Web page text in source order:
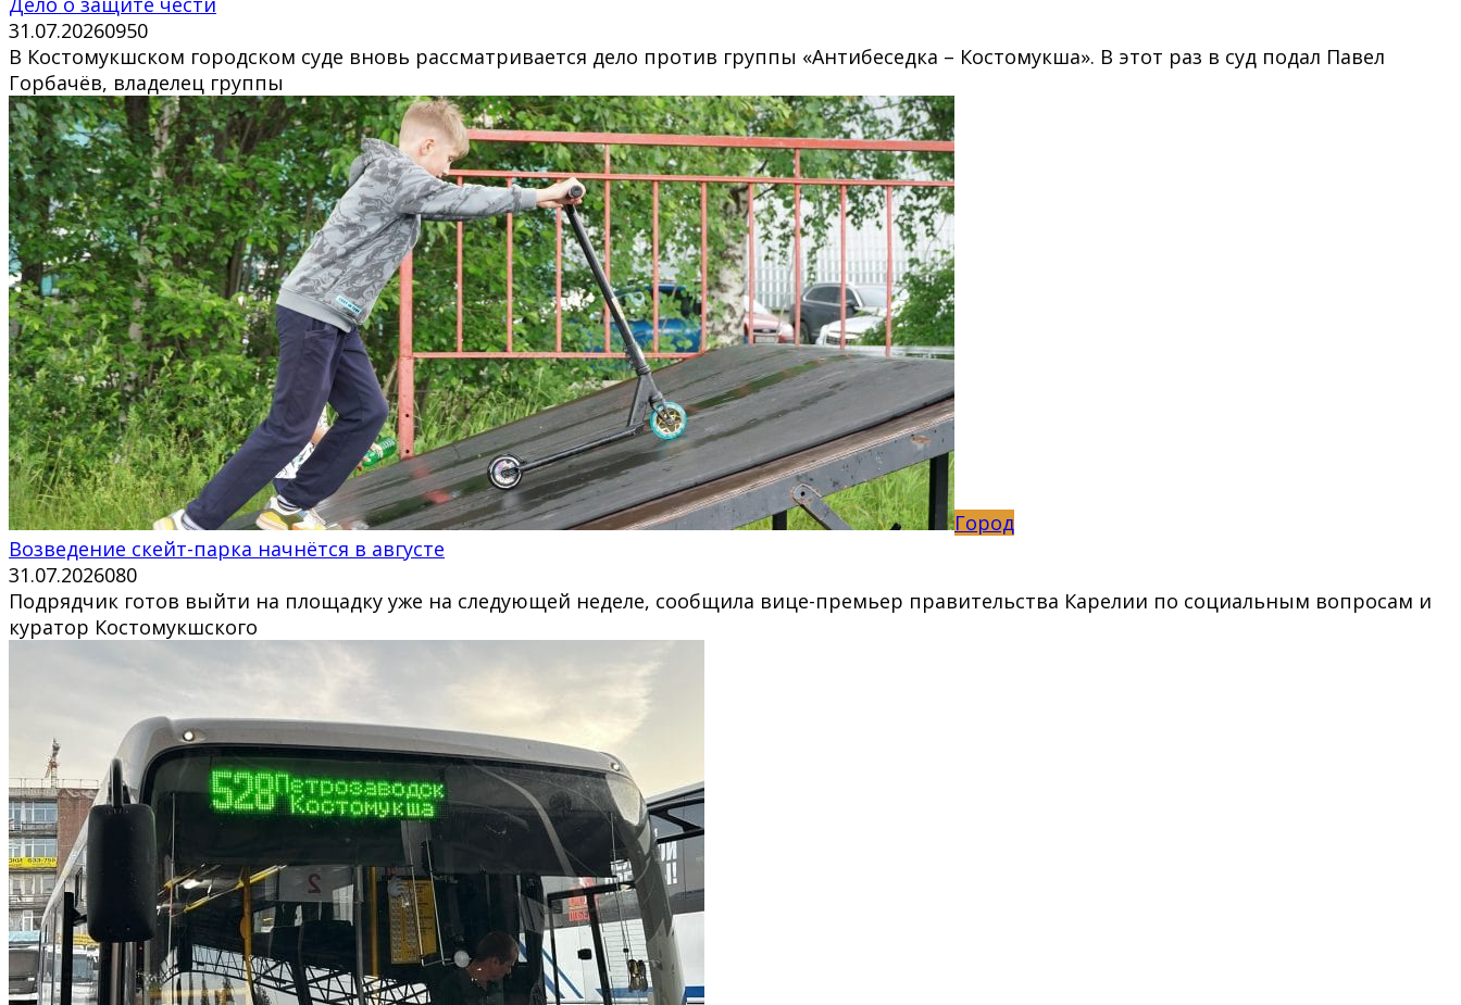
31.07.20260950
В Костомукшском городском суде вновь рассматривается дело против группы «Антибеседка – Костомукша». В этот раз в суд подал Павел
Горбачёв, владелец группы
Город
Возведение скейт-парка начнётся в августе
31.07.2026080
Подрядчик готов выйти на площадку уже на следующей неделе, сообщила вице-премьер правительства Карелии по социальным вопросам и
куратор Костомукшского